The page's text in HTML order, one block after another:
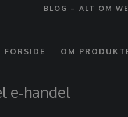
BLOG – ALT OM
FORSIDE OM
e‑handel